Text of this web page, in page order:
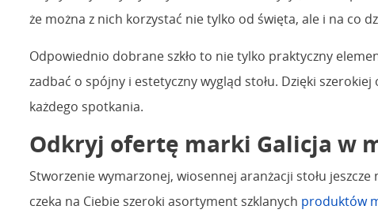
że można z nich korzystać nie tylko od święta, ale i na co
Odpowiednio dobrane szkło to nie tylko praktyczny
zadbać o spójny i estetyczny wygląd stołu. Dzięki
każdego spotkania.
Odkryj ofertę marki Galicja w
Stworzenie wymarzonej, wiosennej aranżacji stołu
czeka na Ciebie szeroki asortyment szklanych produktów